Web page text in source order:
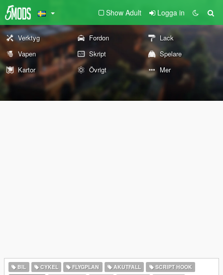
Show Adult Logga in
Verktyg Fordon
Lack
Vapen
Skript
Spelare
Kartor
Övrigt Mer
BIL CYKEL FLYGPLAN AKUTFALL
SCRIPT HOOK